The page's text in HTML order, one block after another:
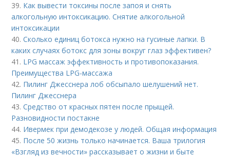
39. Как вывести токсины после запоя и снять
алкогольную интоксикацию. Снятие алкогольной
интоксикации
40.Сколько единиц ботокса нужно на гусиные лапки. В
каких случаях ботокс для зоны вокруг глаз эффективен?
41. LPG массаж эффективность и противопоказания.
Преимущества LPG-массажа
42. Пилинг Джесснера лоб обсыпало шелушений нет.
Пилинг Джесснера
43.Средство от красных пятен после прыщей.
Разновидности постакне
44. Ивермек при демодекозе у людей. Общая информация
45. После 50 жизнь только начинается. Ваша трилогия
«Взгляд из вечности» рассказывает о жизни и быте